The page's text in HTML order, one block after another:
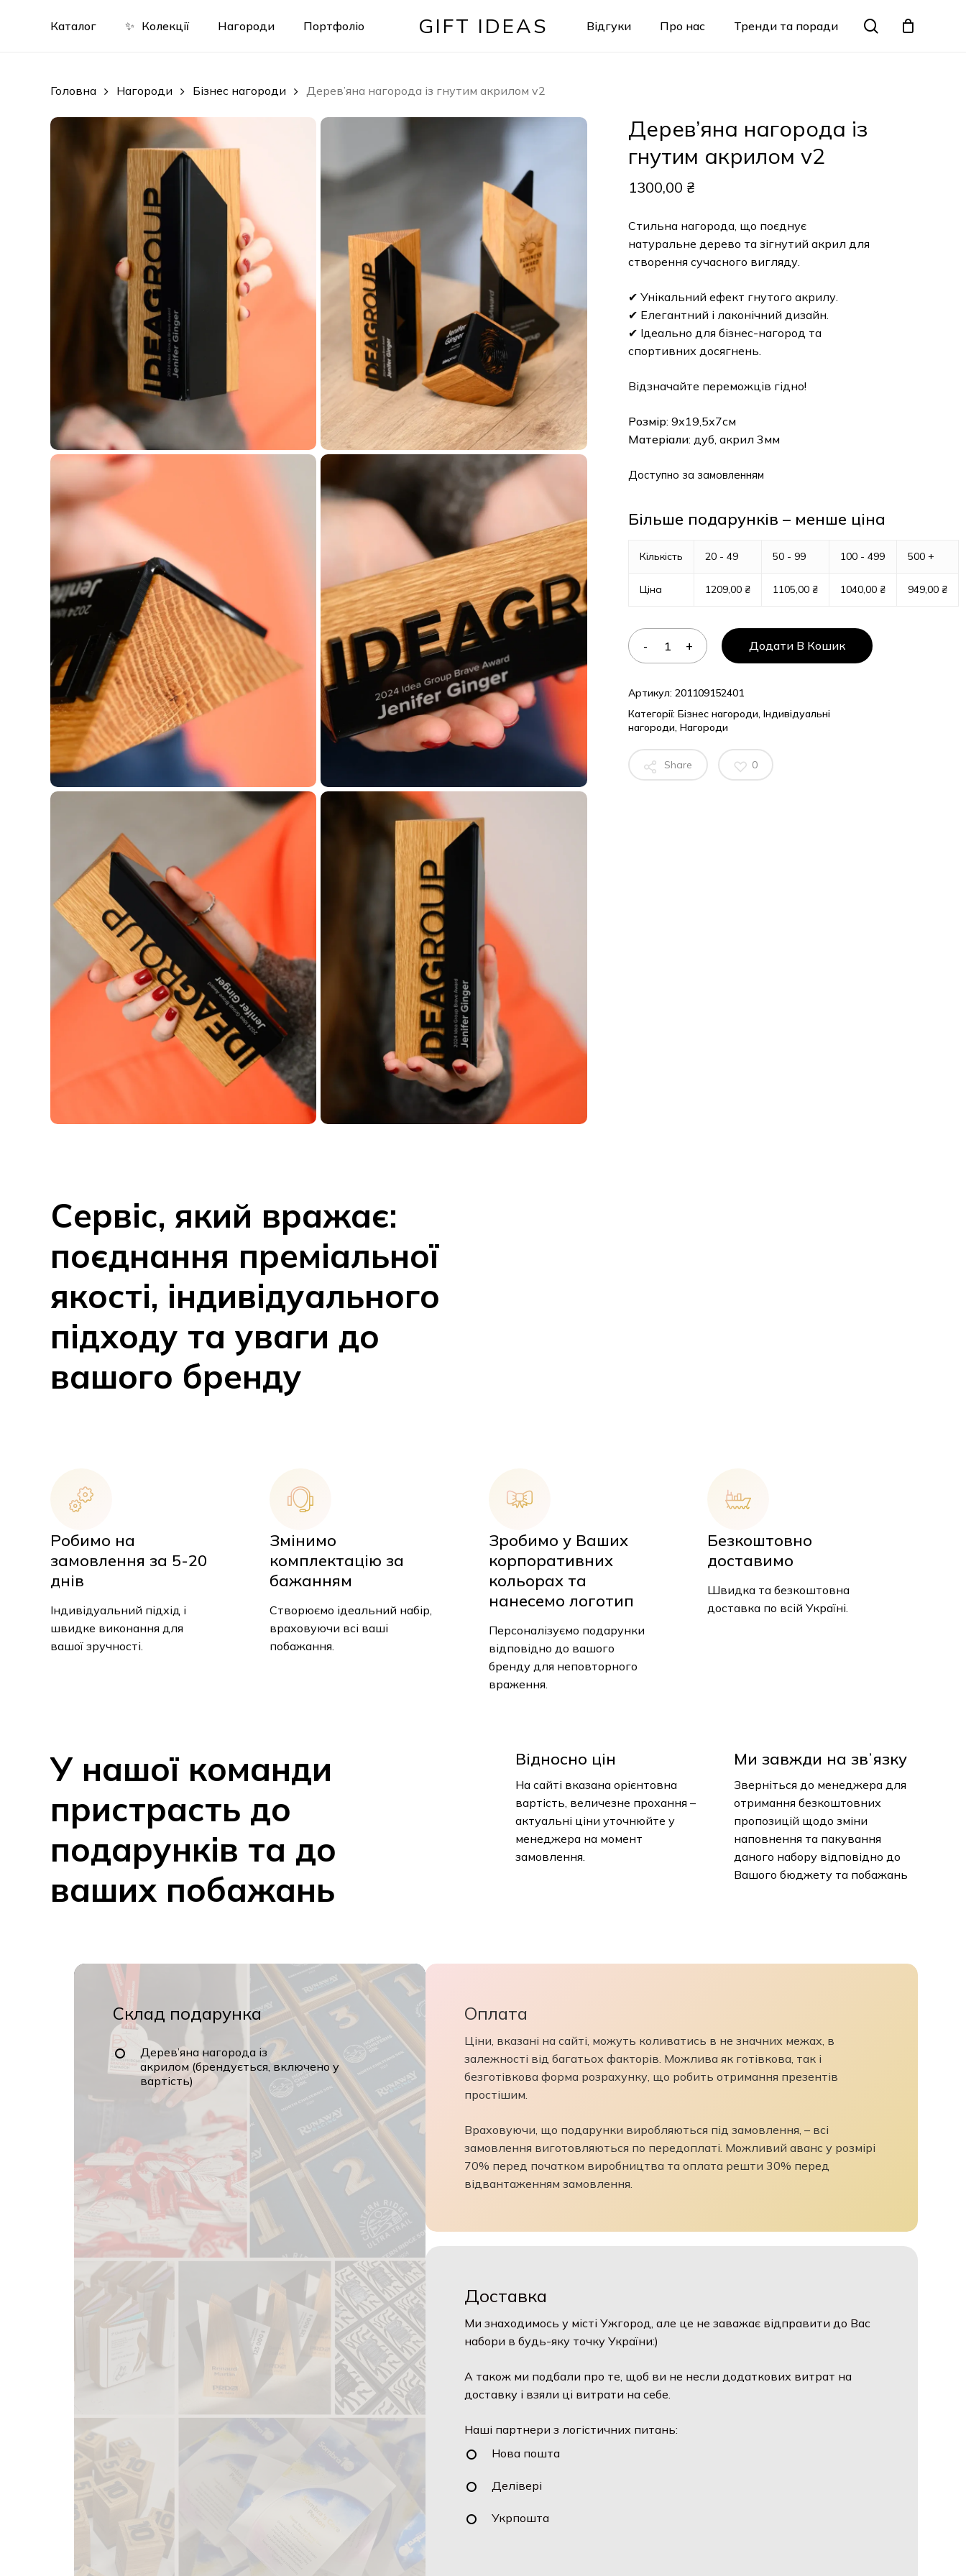
GIFT IDEAS
Каталог ✨ Колекції Нагороди Портфоліо Відгуки Про нас Тренди та поради search
Кошик
У кошику немає товарів.
Головна Нагороди Бізнес нагороди Дерев’яна нагорода із гнутим акрилом v2
Дерев’яна нагорода із
гнутим акрилом v2
1300,00₴
Стильна нагорода, що поєднує
натуральне дерево та зігнутий акрил для
створення сучасного вигляду.
✔ Унікальний ефект гнутого акрилу.
✔ Елегантний і лаконічний дизайн.
✔ Ідеально для бізнес-нагород та
спортивних досягнень.
Відзначайте переможців гідно!
Розмір: 9х19,5х7см
Матеріали: дуб, акрил 3мм
Доступно за замовленням
Більше подарунків – менше ціна
Кількість 20 - 49 50 - 99 100 - 499 500 +
Ціна 1209,00₴ 1105,00₴ 1040,00₴ 949,00₴
Додати В Кошик
Артикул:201109152401
Категорії:Бізнес нагороди,Індивідуальні
нагороди,Нагороди
Share 0
Сервіс, який вражає:
поєднання преміальної
якості, індивідуального
підходу та уваги до
вашого бренду
замовлення за 5-20
днів
Індивідуальний підхід і
швидке виконання для
вашої зручності.
комплектацію за
бажанням
Створюємо ідеальний
набір, враховуючи всі ваші
побажання.
корпоративних
кольорах та
нанесемо логотип
Персоналізуємо подарунки
відповідно до вашого
бренду для неповторного
враження.
доставимо
Швидка та безкоштовна
доставка по всій Україні.
У нашої
пристрасть до
подарунків та
ваших побажань
На сайті вказана орієнтовна
вартість, величезне прохання
– актуальні ціни уточнюйте у
менеджера на момент
замовлення.
Зверніться до менеджера для
отримання безкоштовних
пропозицій щодо зміни
наповнення та пакування
даного набору відповідно до
Вашого бюджету та побажань
Склад подарунка
Дерев’яна нагорода із
акрилом (брендується, включено у
вартість)
Ціни, вказані на сайті, можуть коливатись в не значних межах, в
залежності від багатьох факторів. Можлива як готівкова, так і
безготівкова форма розрахунку, що робить отримання презентів
простішим.
замовлення виготовляються по передоплаті. Можливий аванс у розмірі
70% перед початком виробництва та оплата решти 30% перед
відвантаженням замовлення.
Ми знаходимось у місті Ужгород, але це не заважає відправити до Вас
набори в будь-яку точку України:)
доставку і взяли ці витрати на себе.
Нова пошта